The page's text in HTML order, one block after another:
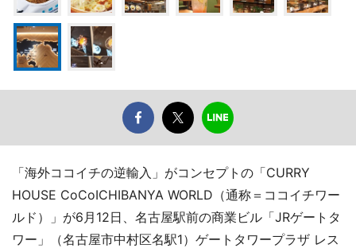
「海外ココイチの逆輸入」がコンセプトの「CURRY
HOUSE CoCoICHIBANYA WORLD（通称＝ココイチワー
ルド）」が6月12日、名古屋駅前の商業ビル「JRゲートタ
ワー」（名古屋市中村区名駅1）ゲートタワープラザ レス